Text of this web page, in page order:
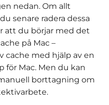
nedan. Om allt
senare radera dessa
att du börjar med det
på Mac –
cache med hjälp av en
för Mac. Men du kan
borttagning om